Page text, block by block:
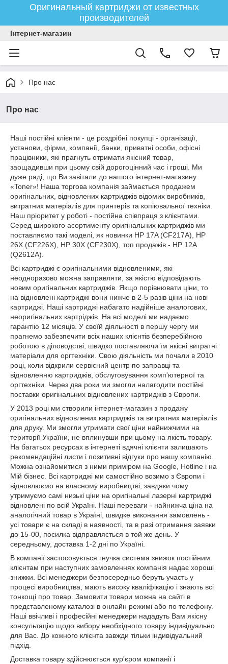
Оригинальный картриджи от известных
производителей
Інтернет-магазин
Про нас
Про нас
Наші постійні клієнти - це роздрібні покупці - організації,
установи, фірми, компанії, банки, приватні особи, офісні
працівники, які прагнуть отримати якісний товар,
заощадивши при цьому свій дорогоцінний час і гроші. Ми
дуже раді, що Ви завітали до нашого інтернет-магазину
«Toner»! Наша торгова компанія займається продажем
оригінальних, відновлених картриджів відомих виробників,
витратних матеріалів для принтерів та копіювальної техніки.
Наш пріоритет у роботі - постійна співпраця з клієнтами.
Серед широкого асортименту оригінальних картриджів ми
поставляємо такі моделі, як новинки HP 17A (CF217A), HP
26X (CF226X), HP 30X (CF230X), топ продажів - HP 12A
(Q2612A).
Всі картриджі є оригінальними відновленими, які
неодноразово можна заправляти, за якістю відповідають
новим оригінальних картриджів. Якщо порівнювати ціни, то
на відновлені картриджі вони нижче в 2-5 разів ціни на нові
картриджі. Наші картриджі набагато надійніше аналогових,
неоригінальних картріджів. На всі моделі ми надаємо
гарантію 12 місяців. У своїй діяльності в першу чергу ми
прагнемо забезпечити всіх наших клієнтів безперебійною
роботою в діловодстві, швидко поставляючи їм якісні витратні
матеріали для оргтехніки. Свою діяльність ми почали в 2010
році, коли відкрили сервісний центр по заправці та
відновленню картриджів, обслуговування комп'ютерної та
оргтехніки. Через два роки ми змогли налагодити постійні
поставки оригінальних відновлених картриджів з Європи.
У 2013 році ми створили інтернет-магазин з продажу
оригінальних відновлених картриджів та витратних матеріалів
для друку. Ми змогли утримати свої ціни найнижчими на
території України, не вплинувши при цьому на якість товару.
На багатьох ресурсах в інтернеті вдячні клієнти залишають
рекомендаційні листи і позитивні відгуки про нашу компанію.
Можна ознайомитися з ними приміром на Google, Hotline і на
Мій бізнес. Всі картриджі ми самостійно возимо з Європи і
відновлюємо на власному виробництві, завдяки чому
утримуємо самі низькі ціни на оригінальні лазерні картриджі
відновлені по всій Україні. Наші переваги - найнижча ціна на
аналогічний товар в Україні, швидке виконання замовлень -
усі товари є на складі в наявності, та в разі отримання заявки
до 15-00, посилка відправляється в той же день. У
середньому, доставка 1-2 дні по Україні.
В компанії застосовується гнучка система знижок постійним
клієнтам при наступних замовленнях компанія надає хороші
знижки. Всі менеджери безпосередньо беруть участь у
процесі виробництва, мають високу кваліфікацію і знають всі
тонкощі про товар. Замовити товари можна на сайті в
представленому каталозі в онлайн режимі або по телефону.
Наші ввічливі і професійні менеджери нададуть Вам якісну
консультацію щодо вибору необхідного товару індивідуально
для Вас. До кожного клієнта завжди тільки індивідуальний
підхід.
Доставка товару здійснюється кур'єром компанії і